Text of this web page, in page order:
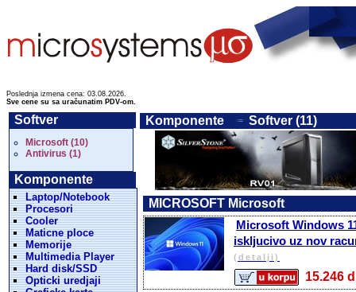
Poslednja izmena cena: 03.08.2026.
Sve cene su sa uračunatim PDV-om.
Softver
Microsoft (10)
Antivirus (1)
Komponente
Laptop/Notebook
Procesori
Cooler
Maticne ploce
Memorije
Multimedia Player
Hard disk/SSD
Opticki uredjaji
Komponente Softver (11)
MICROSOFT Microsoft
Microsoft Windows
iskljucivo uz nov
(detalji)